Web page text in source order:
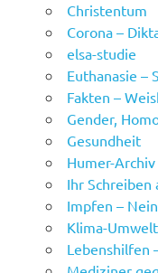
Christentum
Corona –
elsa-studie
Euthanasie –
Fakten –
Gender,
Gesundheit
Humer-Archiv
Ihr
Impfen –
Klima-Umwelt
Lebenshilfen